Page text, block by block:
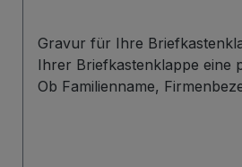
Gravur für Ihre
Ihrer Briefkastenklappe eine
Ob Familienname,